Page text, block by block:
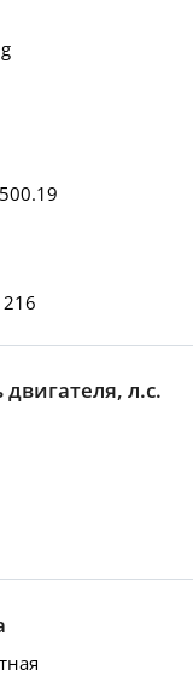
л.с.